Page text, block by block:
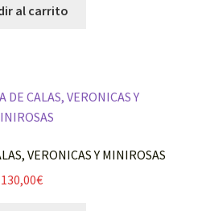
al carrito
VERONICAS Y MINIROSAS
130,00€